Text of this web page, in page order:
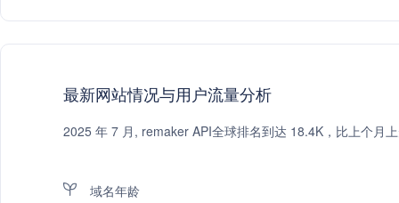
最新网站情况与用户流量分析
2025 年 7 月, remaker API全球排名到达 18.4K，比上个月
域名年龄